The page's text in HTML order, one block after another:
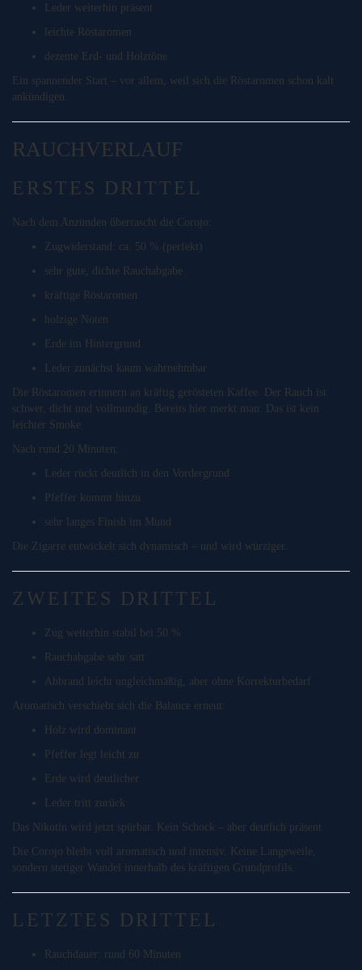
Leder weiterhin präsent
leichte Röstaromen
dezente Erd- und Holztöne
Ein spannender Start – vor allem, weil sich die Röstaromen schon kalt
ankündigen.
RAUCHVERLAUF
ERSTES DRITTEL
Nach dem Anzünden überrascht die Corojo:
Zugwiderstand: ca. 50 % (perfekt)
sehr gute, dichte Rauchabgabe
kräftige Röstaromen
holzige Noten
Erde im Hintergrund
Leder zunächst kaum wahrnehmbar
Die Röstaromen erinnern an kräftig gerösteten Kaffee. Der Rauch ist
schwer, dicht und vollmundig. Bereits hier merkt man: Das ist kein
leichter Smoke.
Nach rund 20 Minuten:
Leder rückt deutlich in den Vordergrund
Pfeffer kommt hinzu
sehr langes Finish im Mund
Die Zigarre entwickelt sich dynamisch – und wird würziger.
ZWEITES DRITTEL
Zug weiterhin stabil bei 50 %
Rauchabgabe sehr satt
Abbrand leicht ungleichmäßig, aber ohne Korrekturbedarf
Aromatisch verschiebt sich die Balance erneut:
Holz wird dominant
Pfeffer legt leicht zu
Erde wird deutlicher
Leder tritt zurück
Das Nikotin wird jetzt spürbar. Kein Schock – aber deutlich präsent.
Die Corojo bleibt voll aromatisch und intensiv. Keine Langeweile,
sondern stetiger Wandel innerhalb des kräftigen Grundprofils.
LETZTES DRITTEL
Rauchdauer: rund 60 Minuten